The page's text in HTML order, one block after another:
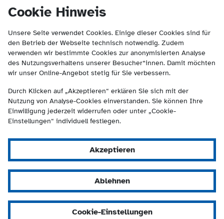
Cookie Hinweis
Unsere Seite verwendet Cookies. Einige dieser Cookies sind für
den Betrieb der Webseite technisch notwendig. Zudem
verwenden wir bestimmte Cookies zur anonymisierten Analyse
des Nutzungsverhaltens unserer Besucher*innen. Damit möchten
wir unser Online-Angebot stetig für Sie verbessern.
Durch Klicken auf „Akzeptieren“ erklären Sie sich mit der
Nutzung von Analyse-Cookies einverstanden. Sie können Ihre
Einwilligung jederzeit widerrufen oder unter „Cookie-
Einstellungen“ individuell festlegen.
Akzeptieren
Ablehnen
Cookie-Einstellungen
springen
(Kontakt und Suche) springen.